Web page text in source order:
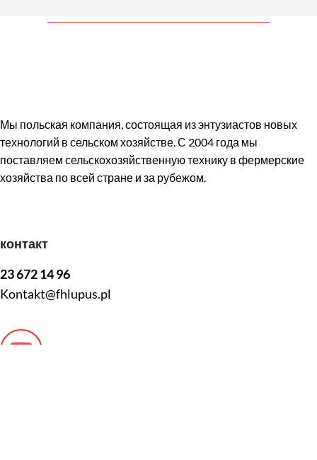
Мы польская компания, состоящая из энтузиастов новых
технологий в сельском хозяйстве. С 2004 года мы
поставляем сельскохозяйственную технику в фермерские
хозяйства по всей стране и за рубежом.
контакт
23 672 14 96
Kontakt@fhlupus.pl